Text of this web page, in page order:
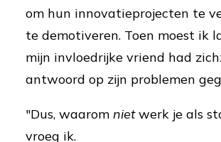
om hun innovatieprojecten te
te demotiveren. Toen moest ik
mijn invloedrijke vriend had
antwoord op zijn problemen
"Dus, waarom nietwerk je als
vroeg ik.